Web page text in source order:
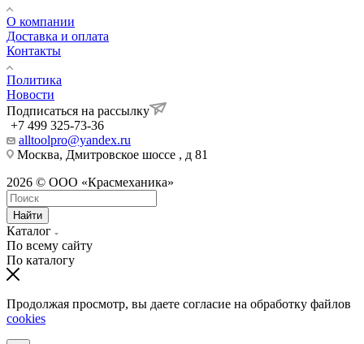
О компании
Доставка и оплата
Контакты
Политика
Новости
Подписаться на рассылку
+7 499 325-73-36
alltoolpro@yandex.ru
Москва, Дмитровское шоссе , д 81
2026 © ООО «Красмеханика»
Найти
Каталог
По всему сайту
По каталогу
Продолжая просмотр, вы даете согласие на обработку файлов
cookies